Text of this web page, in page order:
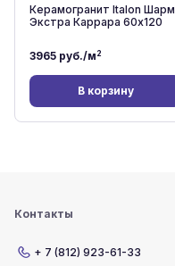
Керамогранит Italon Шарм
Экстра Каррара 60x120
3965 руб./м2
В корзину
Контакты
+ 7 (812) 923-61-33